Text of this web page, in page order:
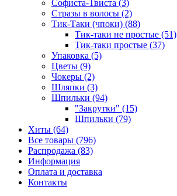
Софиста-Твиста (3)
Стразы в волосы (2)
Тик-Таки (чпоки) (88)
Тик-таки не простые (51)
Тик-таки простые (37)
Упаковка (5)
Цветы (9)
Чокеры (2)
Шляпки (3)
Шпильки (94)
"Закрутки" (15)
Шпильки (79)
Хиты (64)
Все товары (796)
Распродажа (83)
Информация
Оплата и доставка
Контакты